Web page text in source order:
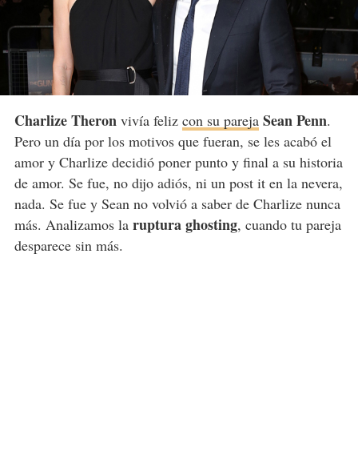
Charlize Theronvivía feliz con su pareja Sean Penn.
Pero un día por los motivos que fueran, se les acabó el
amor y Charlize decidió poner punto y final a su historia
de amor. Se fue, no dijo adiós, ni un post it en la nevera,
nada. Se fue y Sean no volvió a saber de Charlize nunca
más. Analizamos la ruptura ghosting, cuando tu pareja
desparece sin más.